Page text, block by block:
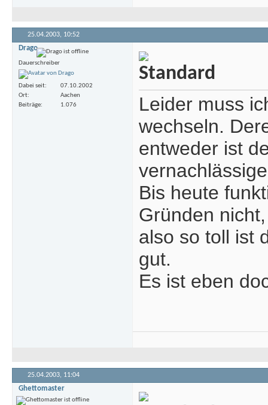
25.04.2003, 10:52
Drago
Dauerschreiber
Dabei seit
07.10.2002
Ort
Aachen
Beiträge
1.076
Leider muss
wechseln.
entweder ist
Bis heute
Gründen
also so toll ist
gut.
Es ist eben
25.04.2003, 11:04
Ghettomaster